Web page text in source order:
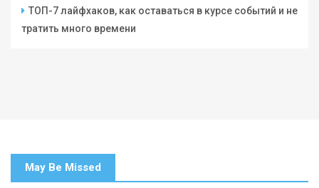
ТОП-7 лайфхаков, как оставаться в курсе событий и не
тратить много времени
May Be Missed